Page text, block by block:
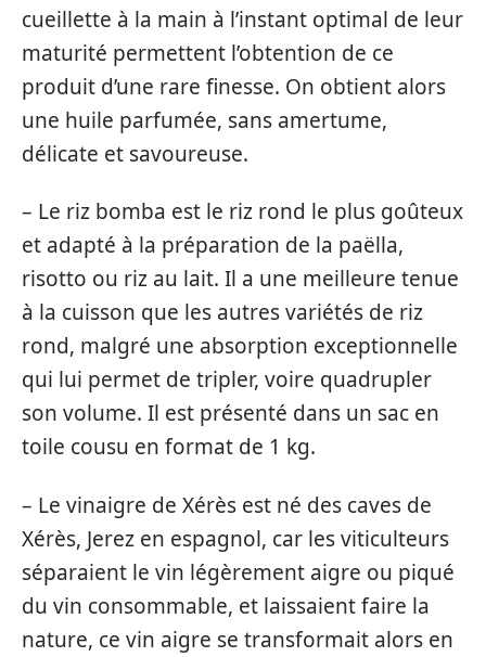
cueillette à la main à l’instant optimal de leur
maturité permettent l’obtention de ce
produit d’une rare finesse. On obtient alors
une huile parfumée, sans amertume,
délicate et savoureuse.
– Le riz bomba est le riz rond le plus goûteux
et adapté à la préparation de la paëlla,
risotto ou riz au lait. Il a une meilleure tenue
à la cuisson que les autres variétés de riz
rond, malgré une absorption exceptionnelle
qui lui permet de tripler, voire quadrupler
son volume. Il est présenté dans un sac en
toile cousu en format de 1 kg.
– Le vinaigre de Xérès est né des caves de
Xérès, Jerez en espagnol, car les viticulteurs
séparaient le vin légèrement aigre ou piqué
du vin consommable, et laissaient faire la
nature, ce vin aigre se transformait alors en